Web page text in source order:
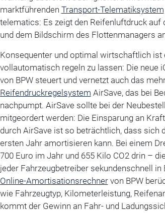
marktführenden Transport-Telematiksystem
telematics: Es zeigt den Reifenluftdruck auf
und dem Bildschirm des Flottenmanagers
Konsequenter und optimal wirtschaftlich ist
vollautomatisch regeln zu lassen: Die neue
von BPW steuert und vernetzt auch das
Reifendruckregelsystem AirSave, das bei
nachpumpt. AirSave sollte bei der
mitgeordert werden: Die Einsparung an
durch AirSave ist so beträchtlich, dass sich
ersten Jahr amortisieren kann. Bei einem
700 Euro im Jahr und 655 Kilo CO2 drin –
jeder Fahrzeugbetreiber sekundenschnell in
Online-Amortisationsrechnervon BPW
wie Fahrzeugtyp, Kilometerleistung,
kommt der Gewinn an Fahr- und